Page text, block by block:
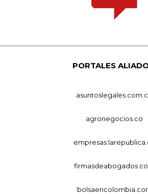
PORTALES
agronegocios.co